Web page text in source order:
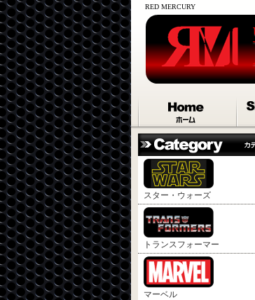
RED MERCURY
スター・ウォーズ
トランスフォーマー
マーベル